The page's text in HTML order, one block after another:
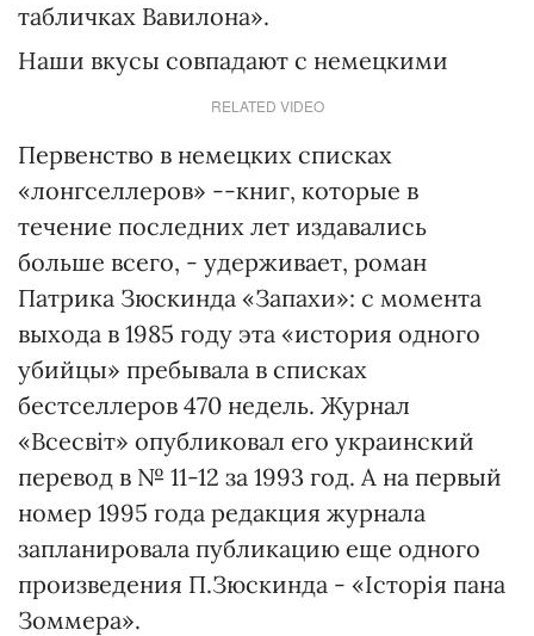
табличках Вавилона».
Наши вкусы совпадают с немецкими
RELATED VIDEO
Первенство в немецких списках
«лонгселлеров» --книг, которые в
течение последних лет издавались
больше всего, - удерживает, роман
Патрика Зюскинда «Запахи»: с момента
выхода в 1985 году эта «история одного
убийцы» пребывала в списках
бестселлеров 470 недель. Журнал
«Всесвіт» опубликовал его украинский
перевод в № 11-12 за 1993 год. А на первый
номер 1995 года редакция журнала
запланировала публикацию еще одного
произведения П.Зюскинда - «Історія пана
Зоммера».